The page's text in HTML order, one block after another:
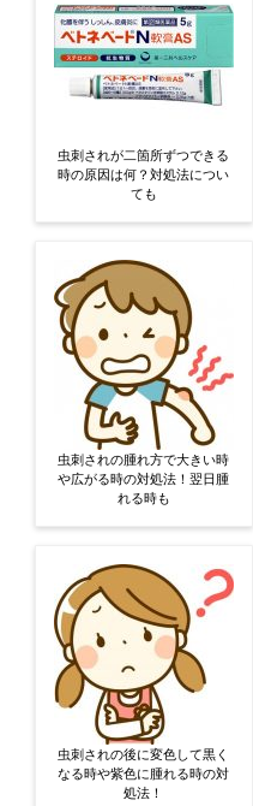
虫刺されが二箇所ずつできる
時の原因は何？対処法につい
ても
虫刺されの腫れ方で大きい時
や広がる時の対処法！翌日腫
れる時も
虫刺されの後に変色して黒く
なる時や紫色に腫れる時の対
処法！